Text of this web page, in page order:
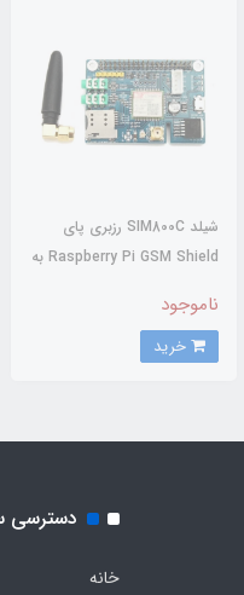
شیلد SIM800C رزبری پای
Raspberry Pi GSM Shield به
ناموجود
دسترسی
خانه